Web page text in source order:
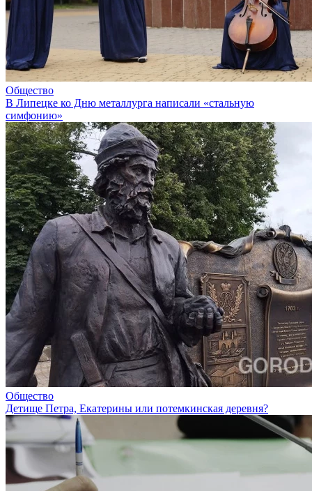
Общество
В Липецке ко Дню металлурга написали «стальную
симфонию»
Общество
Детище Петра, Екатерины или потемкинская деревня?